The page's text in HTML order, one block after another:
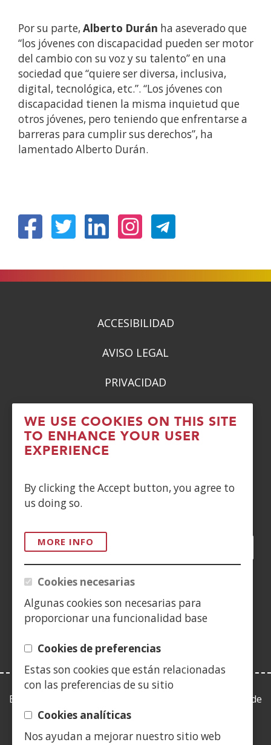
WE USE COOKIES ON THIS SITE
TO ENHANCE YOUR USER
EXPERIENCE
By clicking the Accept button, you agree to
us doing so.
MORE INFO
Cookies necesarias
Algunas cookies son necesarias para
proporcionar una funcionalidad base
Cookies de preferencias
Estas son cookies que están relacionadas
con las preferencias de su sitio
Cookies analíticas
Nos ayudan a mejorar nuestro sitio web
Por su parte, Alberto Durán ha aseverado que
“los jóvenes con discapacidad pueden ser motor
del cambio con su voz y su talento” en una
sociedad que “quiere ser diversa, inclusiva,
digital, tecnológica, etc.”. “Los jóvenes con
discapacidad tienen la misma inquietud que
otros jóvenes, pero teniendo que enfrentarse a
barreras para cumplir sus derechos”, ha
lamentado Alberto Durán.
ACCESIBILIDAD
AVISO LEGAL
PRIVACIDAD
DENUNCIAS
Facebook
(Open
in
a
window)
Twitter
(Open
in
a
window)
LinkedIn
(Open
in
a
window)
YouTube
(Open
in
new
window)
in
window)
in
window)
in
in
Esta web se ajusta a lo establecido en la Ley 19/2013, de
9 de diciembre, de transparencia, acceso a la